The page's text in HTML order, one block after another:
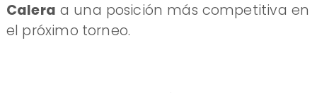
Calera a una posición más competitiva en
el próximo torneo.